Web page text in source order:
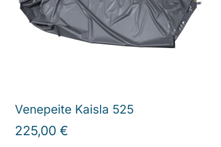
Laiturit
Asiakaskokemuksia
Venepeite Kaisla 525
225,00 €